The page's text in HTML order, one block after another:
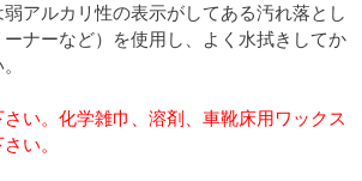
弱アルカリ性の表示がしてある汚れ落とし
ナーなど）を使用し、よく水拭きしてか
い。化学雑巾、溶剤、車靴床用ワックス
い。